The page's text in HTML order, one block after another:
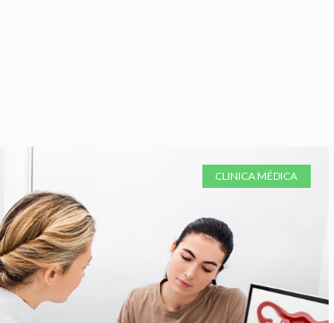
CLINICA MÉDICA